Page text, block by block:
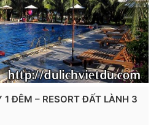
1 ĐÊM – RESORT ĐẤT LÀNH 3